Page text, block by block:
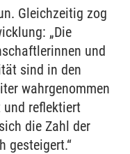
Gleichzeitig zog
„Die
und
sind in den
wahrgenommen
reflektiert
die Zahl der
gesteigert.“